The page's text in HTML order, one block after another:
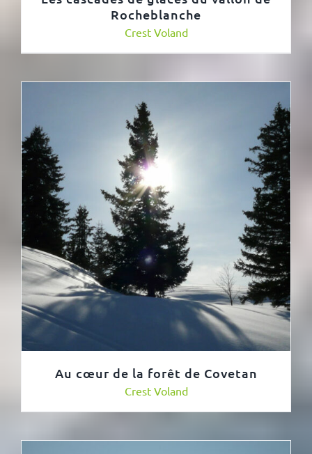
Rocheblanche
Crest Voland
Au cœur de la forêt de Covetan
Crest Voland